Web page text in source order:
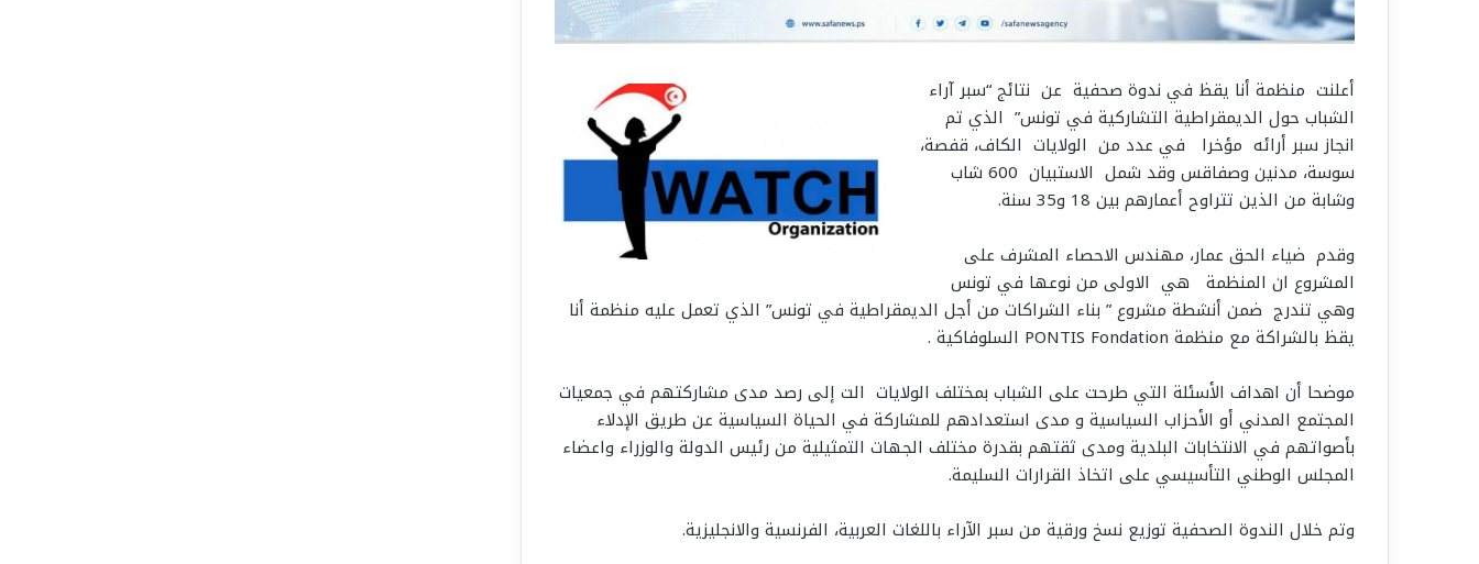
أعلنت منظمة أنا يقظ في ندوة صحفية عن نتائج “سبر آراء
الشباب حول الديمقراطية التشاركية في تونس” الذي تم
انجاز سبر أرائه مؤخرا في عدد من الولايات الكاف، قفصة،
سوسة، مدنين وصفاقس وقد شمل الاستبيان 600 شاب
وشابة من الذين تتراوح أعمارهم بين 18 و35 سنة.
وقدم ضياء الحق عمار، مهندس الاحصاء المشرف على
المشروع ان المنظمة هي الاولى من نوعها في تونس
وهي تندرج ضمن أنشطة مشروع ” بناء الشراكات من أجل الديمقراطية في تونس” الذي تعمل عليه منظمة أنا
يقظ بالشراكة مع منظمة PONTIS Fondation السلوفاكية .
موضحا أن اهداف الأسئلة التي طرحت على الشباب بمختلف الولايات الت إلى رصد مدى مشاركتهم في جمعيات
المجتمع المدني أو الأحزاب السياسية و مدى استعدادهم للمشاركة في الحياة السياسية عن طريق الإدلاء
بأصواتهم في الانتخابات البلدية ومدى ثقتهم بقدرة مختلف الجهات التمثيلية من رئيس الدولة والوزراء واعضاء
المجلس الوطني التأسيسي على اتخاذ القرارات السليمة.
وتم خلال الندوة الصحفية توزيع نسخ ورقية من سبر الآراء باللغات العربية، الفرنسية والانجليزية.